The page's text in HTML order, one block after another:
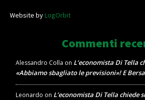
Website byLogOrbit
Commenti
Alessandro Colla on L’economista Di Tella
«Abbiamo sbagliato le previsioni»! E
Leonardo on L’economista Di Tella chiede